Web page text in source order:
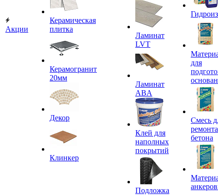
Акции
Керамическая
плитка
Керамогранит
20мм
Декор
Клинкер
Ламинат
LVT
Ламинат
ABA
Клей для
наполных
покрытий
Подложка
для
Смесь
ремонта
бетона